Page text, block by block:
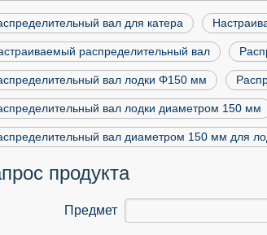
вал для катера
распределительный вал
вал лодки Φ150 мм
вал лодки диаметром 150 мм
вал диаметром 150 мм для
продукта
Предмет